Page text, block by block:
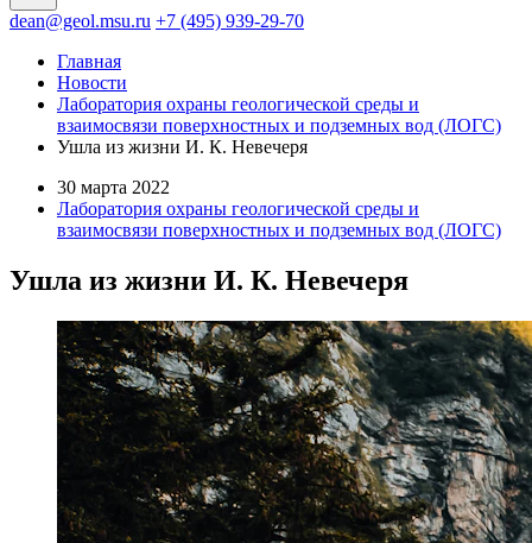
dean@geol.msu.ru +7 (495) 939-29-70
Главная
Новости
Лаборатория охраны геологической среды и
взаимосвязи поверхностных и подземных вод (ЛОГС)
Ушла из жизни И. К. Невечеря
30 марта 2022
Лаборатория охраны геологической среды и
взаимосвязи поверхностных и подземных вод (ЛОГС)
Ушла из жизни И. К. Невечеря